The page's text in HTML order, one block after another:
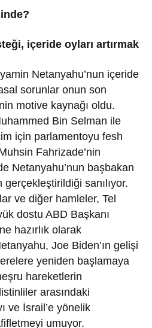
içeride oyları artırmak
Netanyahu’nun içeride
sorunlar onun son
motive kaynağı oldu.
Bin Selman ile
için parlamentoyu fesh
Fahrizade’nin
Netanyahu’nun başbakan
sanılıyor.
ve diğer hamleler, Tel
dostu ABD Başkanı
hazırlık olarak
Joe Biden’ın gelişi
yeniden başlamaya
hareketlerin
arasındaki
ve İsrail’e yönelik
umuyor.